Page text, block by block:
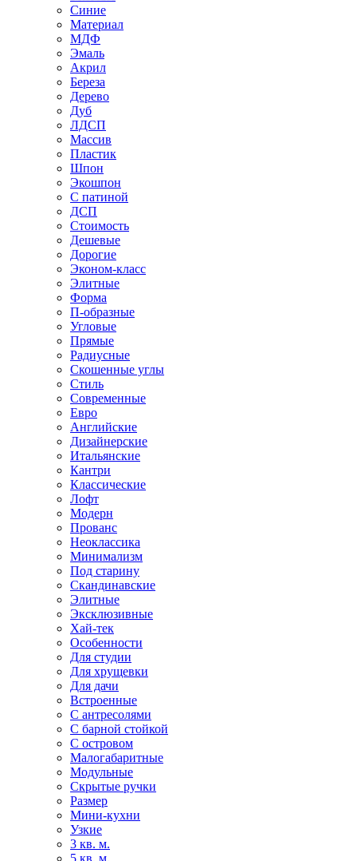
Синие
Материал
МДФ
Эмаль
Акрил
Береза
Дерево
Дуб
ЛДСП
Массив
Пластик
Шпон
Экошпон
С патиной
ДСП
Стоимость
Дешевые
Дорогие
Эконом-класс
Элитные
Форма
П-образные
Угловые
Прямые
Радиусные
Скошенные углы
Стиль
Современные
Евро
Английские
Дизайнерские
Итальянские
Кантри
Классические
Лофт
Модерн
Прованс
Неоклассика
Минимализм
Под старину
Скандинавские
Элитные
Эксклюзивные
Хай-тек
Особенности
Для студии
Для хрущевки
Для дачи
Встроенные
С антресолями
С барной стойкой
С островом
Малогабаритные
Модульные
Скрытые ручки
Размер
Мини-кухни
Узкие
3 кв. м.
5 кв. м.